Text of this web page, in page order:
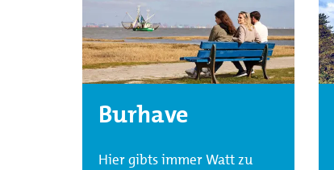
Burhave
Hier gibts immer Watt zu